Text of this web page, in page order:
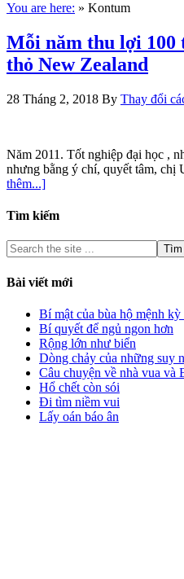
You are here: » Kontum
Mỗi năm thu lợi 100
thỏ New Zealand
28 Tháng 2, 2018 By Thay đổi
Năm 2011. Tốt nghiệp đại học ,
nhưng bằng ý chí, quyết tâm,
thêm...]
Tìm kiếm
Bài viết mới
Bí mật của bùa hộ mệnh
Bí quyết để ngủ ngon hơn
Rộng lớn như biển
Dòng chảy của những suy
Câu chuyện về nhà vua và
Hổ chết còn sói
Đi tìm niềm vui
Lấy oán báo ân